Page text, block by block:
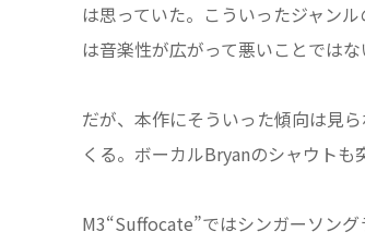
は思っていた。こういったジャン
は音楽性が広がって悪いことでは
だが、本作にそういった傾向は見
くる。ボーカルBryanのシャウトも
M3“Suffocate”ではシンガーソン